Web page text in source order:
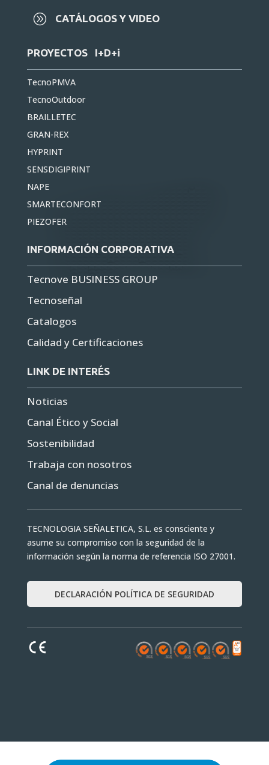
A CATÁLOGOS Y VIDEO
PROYECTOS I+D+i
TecnoPMVA
TecnoOutdoor
BRAILLETEC
GRAN-REX
HYPRINT
SENSDIGIPRINT
NAPE
SMARTECONFORT
PIEZOFER
INFORMACIÓN CORPORATIVA
Tecnove BUSINESS GROUP
Tecnoseñal
Catalogos
Calidad y Certificaciones
LINK DE INTERÉS
Noticias
Canal Ético y Social
Sostenibilidad
Trabaja con nosotros
Canal de denuncias
TECNOLOGIA SEÑALETICA, S.L. es consciente y
asume su compromiso con la seguridad de la
información según la norma de referencia ISO 27001.
DECLARACIÓN POLÍTICA DE SEGURIDAD